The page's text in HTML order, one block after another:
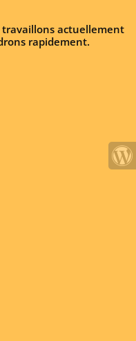
actuellement
rapidement.